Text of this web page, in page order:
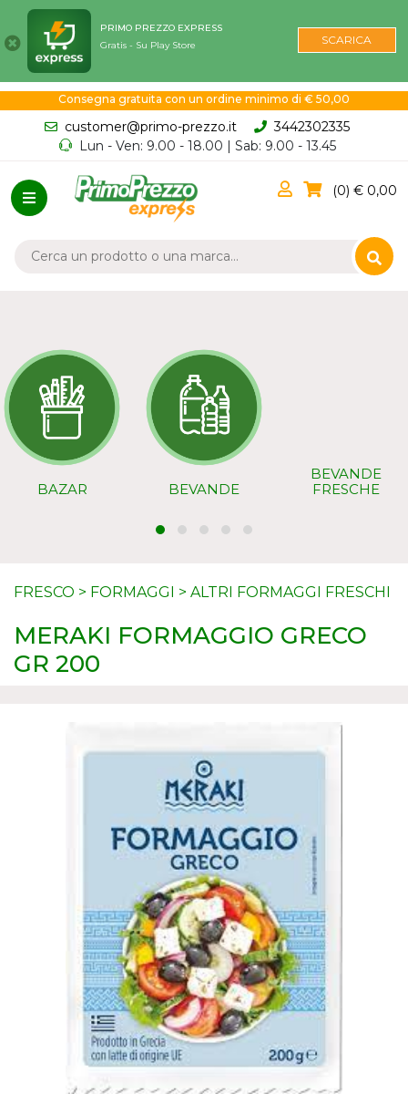
PRIMO PREZZO EXPRESS
Gratis - Su Play Store
SCARICA
Consegna gratuita con un ordine minimo di € 50,00
customer@primo-prezzo.it
3442302335
Lun - Ven: 9.00 - 18.00 | Sab: 9.00 - 13.45
0 0,00
BAZAR BEVANDE
BEVANDE
FRESCHE
FRESCO > FORMAGGI > ALTRI FORMAGGI FRESCHI
MERAKI FORMAGGIO GRECO
GR 200